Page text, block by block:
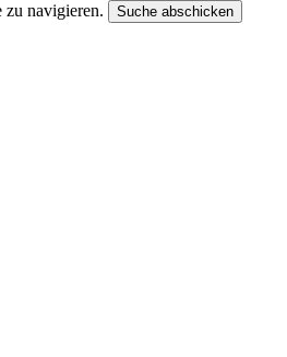
zu navigieren. Suche abschicken